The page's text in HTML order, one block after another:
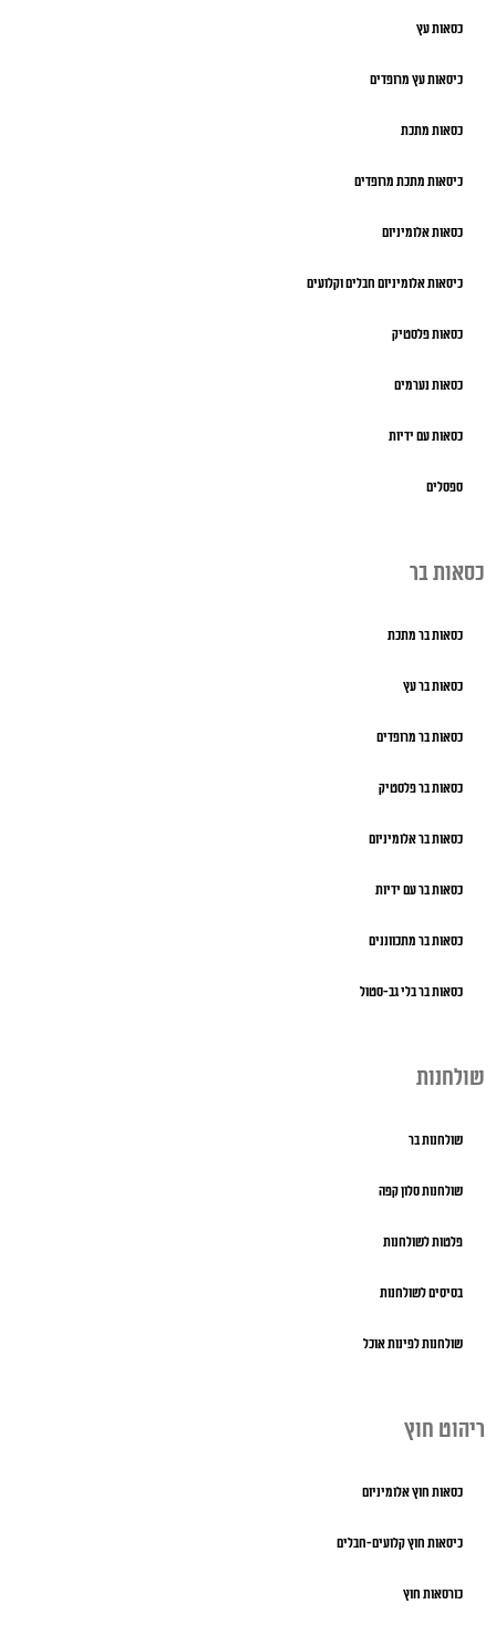
כסאות עץ
כיסאות עץ מרופדים
כסאות מתכת
כיסאות מתכת מרופדים
כסאות אלומיניום
כיסאות אלומיניום חבלים וקלועים
כסאות פלסטיק
כסאות נערמים
כסאות עם ידיות
ספסלים
כסאות בר
כסאות בר מתכת
כסאות בר עץ
כסאות בר מרופדים
כסאות בר פלסטיק
כסאות בר אלומיניום
כסאות בר עם ידיות
כסאות בר מתכווננים
כסאות בר בלי גב-סטול
שולחנות
שולחנות בר
שולחנות סלון קפה
פלטות לשולחנות
בסיסים לשולחנות
שולחנות לפינות אוכל
ריהוט חוץ
כסאות חוץ אלומיניום
כיסאות חוץ קלועים-חבלים
כורסאות חוץ